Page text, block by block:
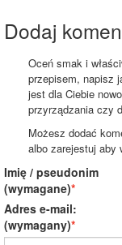
Dodaj
Oceń smak i
przepisem, napisz
jest dla Ciebie
przyrządzania czy
Możesz dodać
albo zarejestuj aby
Imię / pseudonim
(wymagane)
Adres e-mail:
(wymagany)